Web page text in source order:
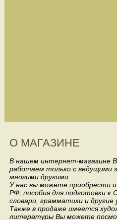
О МАГАЗИНЕ
В нашем интернет-магазине
работаем только с ведущими
многими другими
У нас вы можете приобрести и
РФ; пособия для подготовки к
словари, грамматики и другие
Также в продаже имеется
литературы Вы можете